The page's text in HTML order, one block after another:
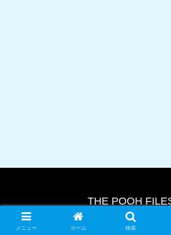
THE POOH
© 2024 THE POOH
メニュー ホーム 検索